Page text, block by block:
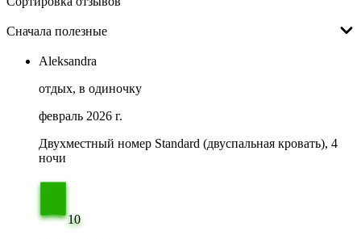
Сначала полезные
Aleksandra
отдых, в одиночку
февраль 2026 г.
Двухместный номер Standard (двуспальная кровать), 4
ночи
10